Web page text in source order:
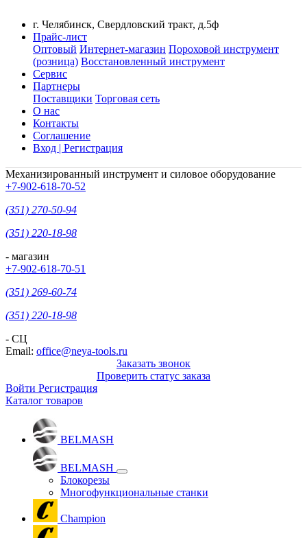
г. Челябинск, Свердловский тракт, д.5ф
Прайс-лист
Оптовый Интернет-магазин Пороховой инструмент
(розница) Восстановленный инструмент
Сервис
Партнеры
Поставщики Торговая сеть
О нас
Контакты
Соглашение
Вход | Регистрация
Механизированный инструмент и силовое оборудование
+7-902-618-70-52
(351) 270-50-94
(351) 220-18-98
- магазин
+7-902-618-70-51
(351) 269-60-74
(351) 220-18-98
- СЦ
Email: office@neya-tools.ru
Заказать звонок
Проверить статус заказа
Войти Регистрация
Каталог товаров
BELMASH
BELMASH
Блокорезы
Многофункциональные станки
Champion